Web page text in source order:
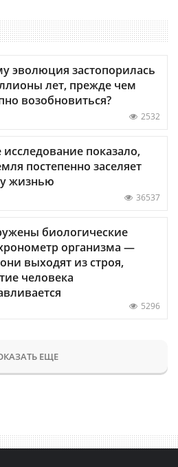
эволюция застопорилась
лет, прежде чем
возобновиться?
2532
показало,
постепенно заселяет
жизнью
36537
биологические
организма —
выходят из строя,
человека
5296
ЕЩЕ